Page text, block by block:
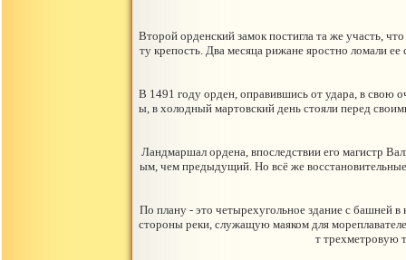
Второй орденский замок постигла та же участь,
ту крепость. Два месяца рижане яростно ломали
В 1491 году орден, оправившись от удара, в свою
ы, в холодный мартовский день стояли перед
Ландмаршал ордена, впоследствии его магистр
ым, чем предыдущий. Но всё же
По плану - это четырехугольное здание с
стороны реки, служащую маяком для
т трехметровую